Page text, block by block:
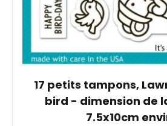
17 petits tampons,
bird - dimension de
7.5x10cm